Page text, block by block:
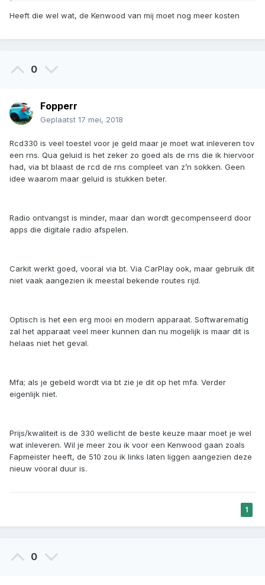
Heeft die wel wat, de Kenwood van mij moet nog meer kosten
0
Fopperr
Geplaatst 17 mei, 2018
Rcd330 is veel toestel voor je geld maar je moet wat inleveren tov
een rns. Qua geluid is het zeker zo goed als de rns die ik hiervoor
had, via bt blaast de rcd de rns compleet van z’n sokken. Geen
idee waarom maar geluid is stukken beter.
Radio ontvangst is minder, maar dan wordt gecompenseerd door
apps die digitale radio afspelen.
Carkit werkt goed, vooral via bt. Via CarPlay ook, maar gebruik dit
niet vaak aangezien ik meestal bekende routes rijd.
Optisch is het een erg mooi en modern apparaat. Softwarematig
zal het apparaat veel meer kunnen dan nu mogelijk is maar dit is
helaas niet het geval.
Mfa; als je gebeld wordt via bt zie je dit op het mfa. Verder
eigenlijk niet.
Prijs/kwaliteit is de 330 wellicht de beste keuze maar moet je wel
wat inleveren. Wil je meer zou ik voor een Kenwood gaan zoals
Fapmeister heeft, de 510 zou ik links laten liggen aangezien deze
nieuw vooral duur is.
1
0